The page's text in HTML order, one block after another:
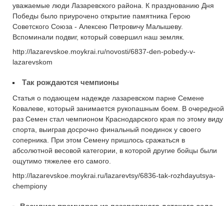
уважаемые люди Лазаревского района. К празднованию Дня
Победы было приурочено открытие памятника Герою
Советского Союза - Алексею Петровичу Малышеву.
Вспоминали подвиг, который совершил наш земляк.
http://lazarevskoe.moykrai.ru/novosti/6837-den-pobedy-v-
lazarevskom
Так рождаются чемпионы
Статья о подающем надежде лазаревском парне Семене
Ковалеве, который занимается рукопашным боем. В очередной
раз Семен стал чемпионом Краснодарского края по этому виду
спорта, выиграв досрочно финальный поединок у своего
соперника. При этом Семену пришлось сражаться в
абсолютной весовой категории, в которой другие бойцы были
ощутимо тяжелее его самого.
http://lazarevskoe.moykrai.ru/lazarevtsy/6836-tak-rozhdayutsya-
chempiony